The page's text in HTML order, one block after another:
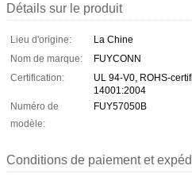
Détails sur le produit
Lieu d'origine:
La Chine
Nom de marque:
FUYCONN
Certification:
UL 94-V0, ROHS-
14001:2004
Numéro de
modèle:
FUY57050B
Conditions de paiement et